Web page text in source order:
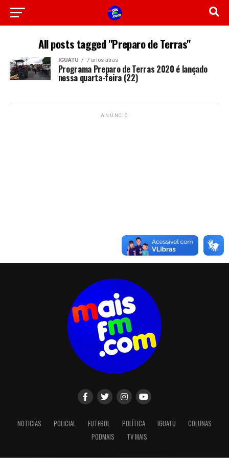
All posts tagged "Preparo de Terras"
IGUATU 7 anos atrás
Programa Preparo de Terras 2020 é lançado
nessa quarta-feira (22)
ANÚNCIO
NOTICIAS POLICIAL FUTEBOL POLÍTICA IGUATU
COLUNAS
PODMAIS
TV MAIS